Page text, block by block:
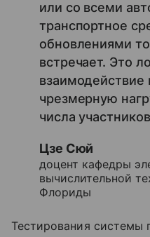
или со всеми
транспортное
обновлениями
встречает. Это
чрезмерную
числа
Цзе Сюй
доцент кафедры
вычислительной
Флориды
Тестирования системы